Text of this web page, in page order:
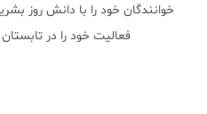
خوانندگان خود را با دانش روز
فعالیت خود را در تابستان ۱۳۹۵ آغاز نموده است.